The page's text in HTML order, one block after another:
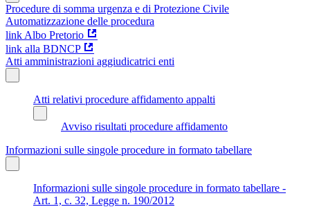
Procedure di somma urgenza e di Protezione Civile
Automatizzazione delle procedura
link Albo Pretorio
link alla BDNCP
Atti amministrazioni aggiudicatrici enti
Atti relativi procedure affidamento appalti
Avviso risultati procedure affidamento
Informazioni sulle singole procedure in formato tabellare
Informazioni sulle singole procedure in formato tabellare -
Art. 1, c. 32, Legge n. 190/2012